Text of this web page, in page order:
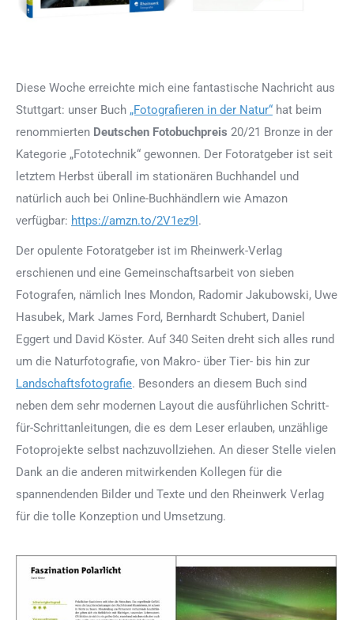
Diese Woche erreichte mich eine fantastische Nachricht aus
Stuttgart: unser Buch „Fotografieren in der Natur“ hat beim
renommierten Deutschen Fotobuchpreis 20/21 Bronze in der
Kategorie „Fototechnik“ gewonnen. Der Fotoratgeber ist seit
letztem Herbst überall im stationären Buchhandel und
natürlich auch bei Online-Buchhändlern wie Amazon
verfügbar: https://amzn.to/2V1ez9l .
Der opulente Fotoratgeber ist im Rheinwerk-Verlag
erschienen und eine Gemeinschaftsarbeit von sieben
Fotografen, nämlich Ines Mondon, Radomir Jakubowski, Uwe
Hasubek, Mark James Ford, Bernhardt Schubert, Daniel
Eggert und David Köster. Auf 340 Seiten dreht sich alles rund
um die Naturfotografie, von Makro- über Tier- bis hin zur
Landschaftsfotografie. Besonders an diesem Buch sind
neben dem sehr modernen Layout die ausführlichen Schritt-
für-Schrittanleitungen, die es dem Leser erlauben, unzählige
Fotoprojekte selbst nachzuvollziehen. An dieser Stelle vielen
Dank an die anderen mitwirkenden Kollegen für die
spannendenden Bilder und Texte und den Rheinwerk Verlag
für die tolle Konzeption und Umsetzung.